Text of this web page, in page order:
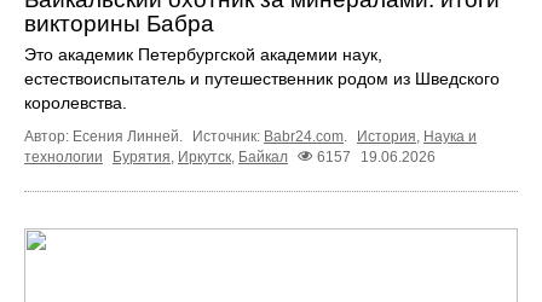
викторины Бабра
Это академик Петербургской академии наук,
естествоиспытатель и путешественник родом из Шведского
королевства.
Автор: Есения Линней. Источник: Babr24.com История Наука и
технологии
Бурятия Иркутск Байкал 6157 19.06.2026